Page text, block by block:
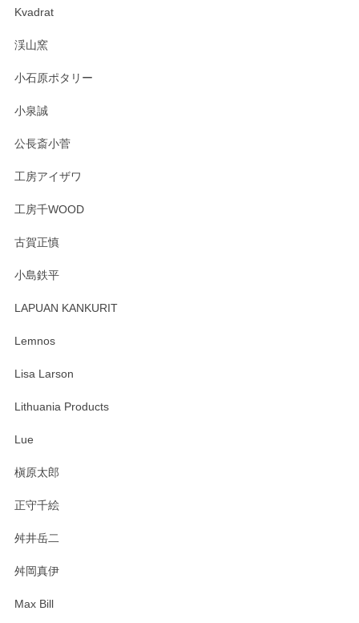
淡いグリーンのカラーがとても可愛いです❤️ ありがとうござ
す。 素敵な湯呑みでとても気に入りました。 発送も早く、
たm(_)m
います。無事に届いたようで安心いたしまし
Kvadrat
渓山窯
小石原ポタリー
小泉誠
公長斎小菅
工房アイザワ
工房千WOOD
古賀正慎
小島鉄平
LAPUAN KANKURIT
Lemnos
Lisa Larson
Lithuania Products
Lue
槇原太郎
正守千絵
舛井岳二
舛岡真伊
Max Bill